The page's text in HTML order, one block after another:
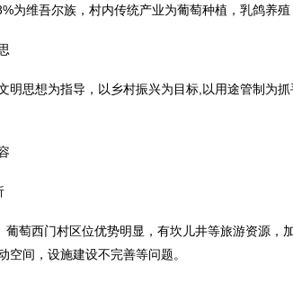
为维吾尔族，村内传统产业为葡萄种植，乳鸽养殖
明思想为指导，以乡村振兴为目标,以用途管制为
葡萄西门村区位优势明显，有坎儿井等旅游资源
空间，设施建设不完善等问题。